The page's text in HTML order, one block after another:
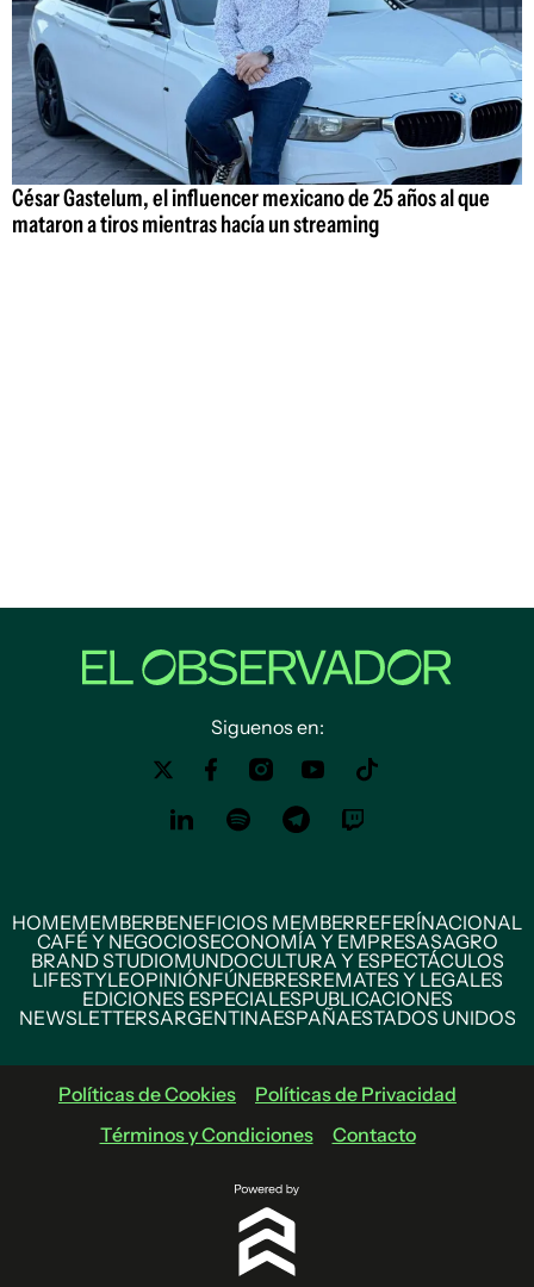
César Gastelum, el influencer mexicano de 25 años al que
mataron a tiros mientras hacía un streaming
Siguenos en:
HOMEMEMBERBENEFICIOS MEMBERREFERÍNACIONAL
CAFÉ Y NEGOCIOSECONOMÍA Y EMPRESASAGRO
BRAND STUDIOMUNDOCULTURA Y ESPECTÁCULOS
LIFESTYLEOPINIÓNFÚNEBRESREMATES Y LEGALES
EDICIONES ESPECIALESPUBLICACIONES
NEWSLETTERSARGENTINAESPAÑAESTADOS UNIDOS
Políticas de Cookies
Políticas de Privacidad
Términos y Condiciones
Contacto